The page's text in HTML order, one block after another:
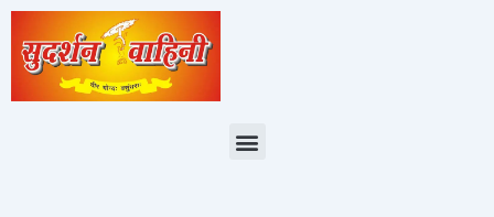
Skip
content
Menu